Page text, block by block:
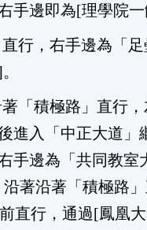
邊即為[理學院一
行，右手邊為「
「積極路」直行
進入「中正大道」
手邊為「共同教室
著沿著「積極路
直行，通過[鳳凰